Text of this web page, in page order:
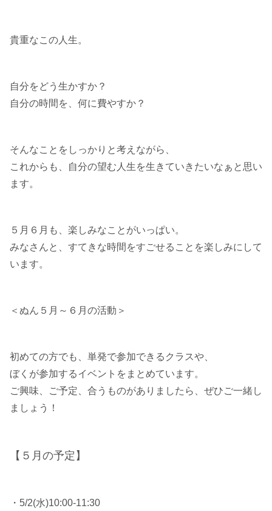
貴重なこの人生。
自分をどう生かすか？
自分の時間を、何に費やすか？
そんなことをしっかりと考えながら、
これからも、自分の望む人生を生きていきたいなぁと思い
ます。
５月６月も、楽しみなことがいっぱい。
みなさんと、すてきな時間をすごせることを楽しみにして
います。
＜ぬん５月～６月の活動＞
初めての方でも、単発で参加できるクラスや、
ぼくが参加するイベントをまとめています。
ご興味、ご予定、合うものがありましたら、ぜひご一緒し
ましょう！
【５月の予定】
・5/2(水)10:00-11:30